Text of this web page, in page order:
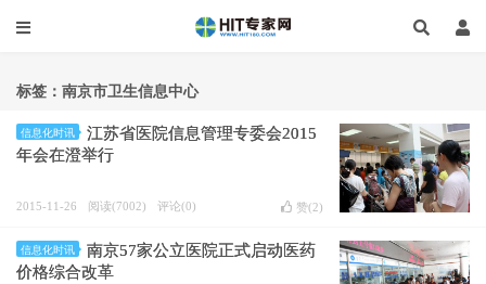
标签：南京市卫生信息中心
信息化时讯
江苏省医院信息管理专委会2015
年会在澄举行
2015-11-26 阅读(7002) 评论(0) 赞(2)
信息化时讯
南京57家公立医院正式启动医药
价格综合改革